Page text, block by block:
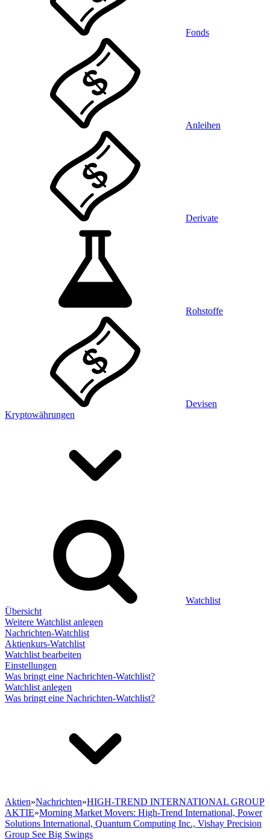
Fonds
Anleihen
Derivate
Rohstoffe
Devisen
Kryptowährungen
Watchlist
Übersicht
Weitere Watchlist anlegen
Nachrichten-Watchlist
Aktienkurs-Watchlist
Watchlist bearbeiten
Einstellungen
Was bringt eine Nachrichten-Watchlist?
Watchlist anlegen
Was bringt eine Nachrichten-Watchlist?
Aktien»Nachrichten»HIGH-TREND INTERNATIONAL GROUP
AKTIE»Morning Market Movers: High-Trend International, Power
Solutions International, Quantum Computing Inc., Vishay Precision
Group See Big Swings